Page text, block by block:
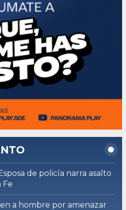
de policía narra asalto
Fe
a hombre por amenazar